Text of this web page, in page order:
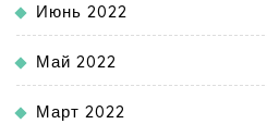
Июнь 2022
Май 2022
Март 2022